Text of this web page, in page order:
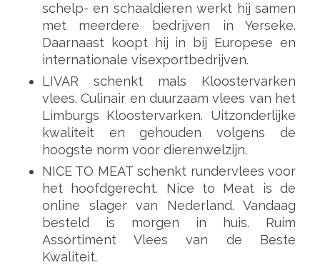
schelp- en schaaldieren werkt hij samen
met meerdere bedrijven in Yerseke.
Daarnaast koopt hij in bij Europese en
internationale visexportbedrijven.
LIVAR schenkt mals Kloostervarken
vlees. Culinair en duurzaam vlees van het
Limburgs Kloostervarken. Uitzonderlijke
kwaliteit en gehouden volgens de
hoogste norm voor dierenwelzijn.
NICE TO MEAT schenkt rundervlees voor
het hoofdgerecht. Nice to Meat is de
online slager van Nederland. Vandaag
besteld is morgen in huis. Ruim
Assortiment Vlees van de Beste
Kwaliteit.